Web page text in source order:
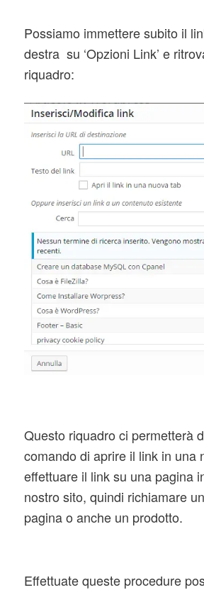
Possiamo immettere subito il
destra su ‘Opzioni Link’ e
riquadro:
Questo riquadro ci permetterà
comando di aprire il link in una
effettuare il link su una pagina
nostro sito, quindi richiamare
pagina o anche un prodotto.
Effettuate queste procedure